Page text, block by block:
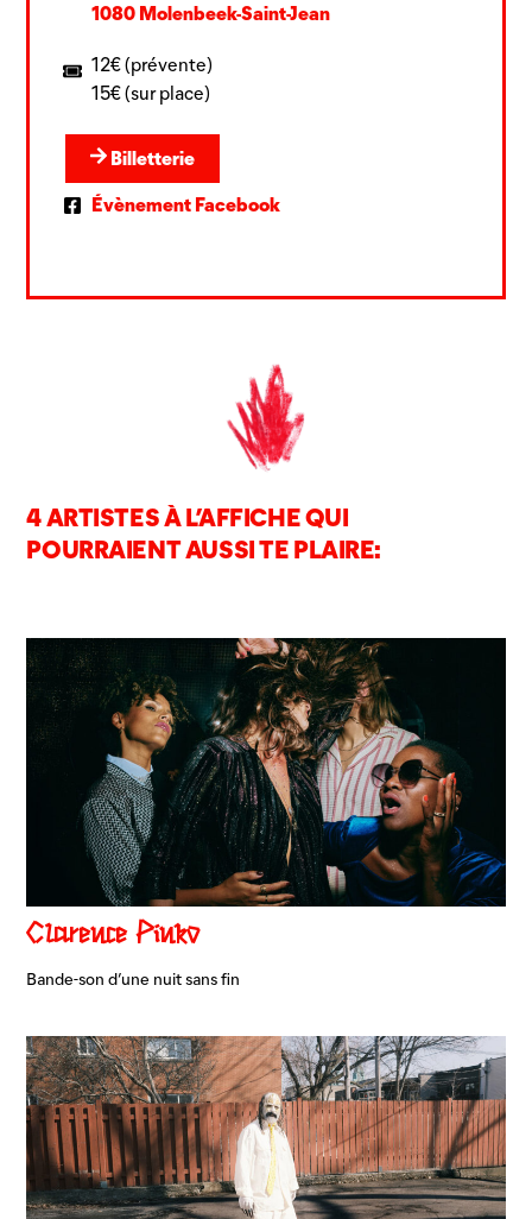
1080 Molenbeek-Saint-Jean
12€ (prévente)
15€ (sur place)
Billetterie
Évènement Facebook
4 ARTISTES À L’AFFICHE QUI
POURRAIENT AUSSI TE PLAIRE:
Clarence Pinko
Bande-son d’une nuit sans fin